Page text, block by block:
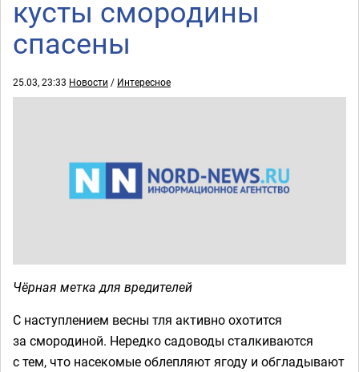
кусты смородины
спасены
25.03, 23:33 Новости / Интересное
Чёрная метка для вредителей
С наступлением весны тля активно охотится
за смородиной. Нередко садоводы сталкиваются
с тем, что насекомые облепляют ягоду и обгладывают